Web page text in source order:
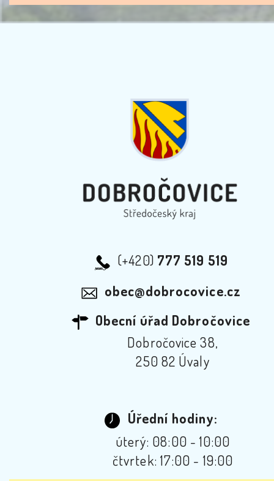
(+420) 777 519 519
obec@dobrocovice.cz
Obecní úřad Dobročovice
Dobročovice 38,
250 82 Úvaly
Úřední hodiny:
úterý: 08:00 - 10:00
čtvrtek: 17:00 - 19:00